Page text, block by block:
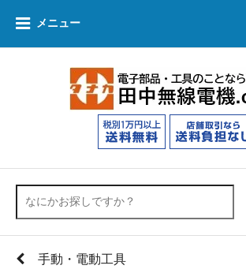
メニュー
手動・電動工具